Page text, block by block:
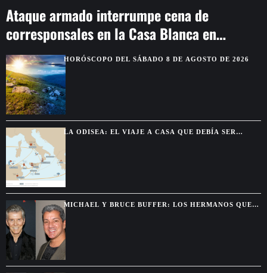
Ataque armado interrumpe cena de
corresponsales en la Casa Blanca en
WashingtonHORÓSCOPO DEL SÁBADO 8 DE AGOSTO DE 2026
LA ODISEA: EL VIAJE A CASA QUE DEBÍA SER
MICHAEL Y BRUCE BUFFER: LOS HERMANOS QUE
SE DESCUBRIERON GRACIAS A UNA PELEA POR
TELEVISIÓN